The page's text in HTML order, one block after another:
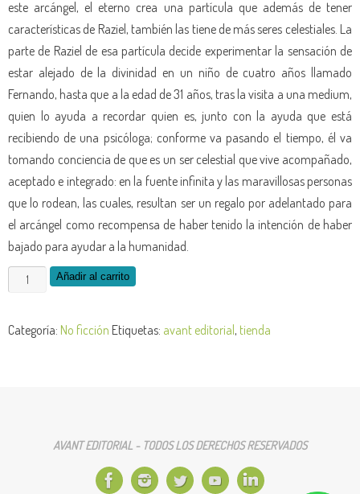
este arcángel, el eterno crea una partícula que además de tener
características de Raziel, también las tiene de más seres celestiales. La
parte de Raziel de esa partícula decide experimentar la sensación de
estar alejado de la divinidad en un niño de cuatro años llamado
Fernando, hasta que a la edad de 31 años, tras la visita a una medium,
quien lo ayuda a recordar quien es, junto con la ayuda que está
recibiendo de una psicóloga; conforme va pasando el tiempo, él va
tomando conciencia de que es un ser celestial que vive acompañado,
aceptado e integrado: en la fuente infinita y las maravillosas personas
que lo rodean, las cuales, resultan ser un regalo por adelantado para
el arcángel como recompensa de haber tenido la intención de haber
bajado para ayudar a la humanidad.
Añadir al carrito
Categoría: No ficción Etiquetas: avant editorial, tienda
AVANT EDITORIAL - TODOS LOS DERECHOS RESERVADOS